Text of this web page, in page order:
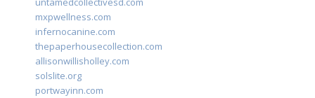
mxpwellness.com
infernocanine.com
thepaperhousecollection.com
allisonwillisholley.com
solslite.org
portwayinn.com